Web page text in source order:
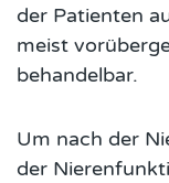
der Patienten
meist
behandelbar.
Um nach der
der